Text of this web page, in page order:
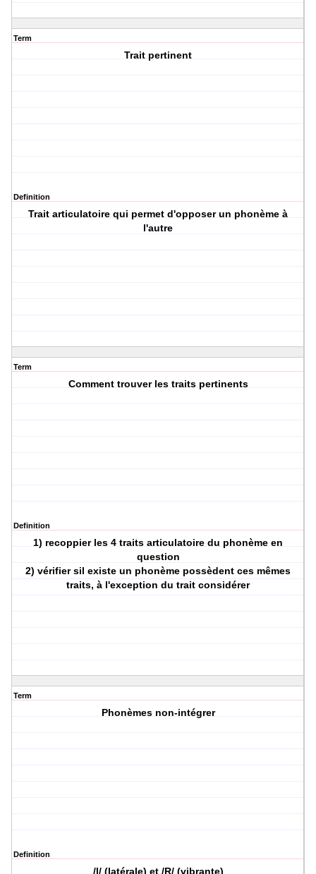
Term
Trait pertinent
Definition
Trait articulatoire qui permet d'opposer un phonème à
l'autre
Term
Comment trouver les traits pertinents
Definition
1) recoppier les 4 traits articulatoire du phonème en
question
2) vérifier sil existe un phonème possèdent ces mêmes
traits, à l'exception du trait considérer
Term
Phonèmes non-intégrer
Definition
/l/ (latérale) et /R/ (vibrante)